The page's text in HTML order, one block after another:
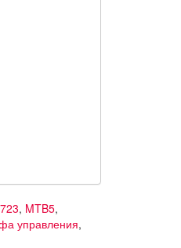
, MTB5,
управления,